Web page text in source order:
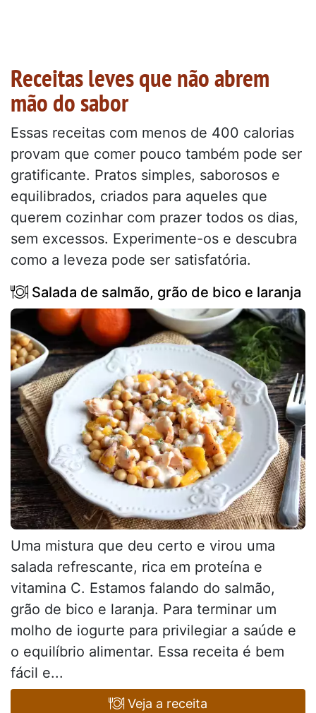
Receitas leves que não abrem
mão do sabor
Essas receitas com menos de 400 calorias
provam que comer pouco também pode ser
gratificante. Pratos simples, saborosos e
equilibrados, criados para aqueles que
querem cozinhar com prazer todos os dias,
sem excessos. Experimente-os e descubra
como a leveza pode ser satisfatória.
Salada de salmão, grão de bico e laranja
Uma mistura que deu certo e virou uma
salada refrescante, rica em proteína e
vitamina C. Estamos falando do salmão,
grão de bico e laranja. Para terminar um
molho de iogurte para privilegiar a saúde e
o equilíbrio alimentar. Essa receita é bem
fácil e...
Veja a receita